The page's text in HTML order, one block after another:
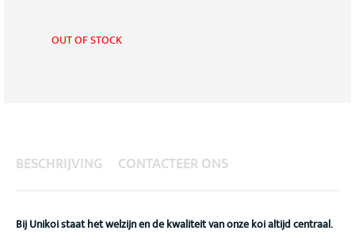
OUT OF STOCK
BESCHRIJVING CONTACTEER ONS
Bij Unikoi staat het welzijn en de kwaliteit van onze koi altijd centraal.